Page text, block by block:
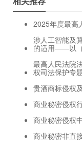
2025年度最高
涉人工智能及
的适用——以
最高人民法院
权司法保护专
贵酒商标侵权
商业秘密侵权
商业秘密侵权
商业秘密非直